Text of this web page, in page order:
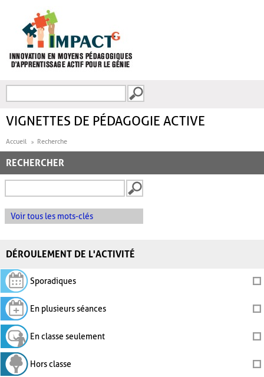
FORMULAIRE DE
VIGNETTES DE PÉDAGOGIE ACTIVE
Accueil Recherche
RECHERCHER
Voir tous les mots-clés
DÉROULEMENT DE L'ACTIVITÉ
Sporadiques
En plusieurs séances
En classe seulement
Hors classe